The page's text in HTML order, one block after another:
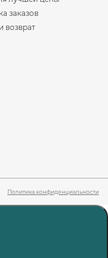
заказов
возврат
Политика конфиденциальности